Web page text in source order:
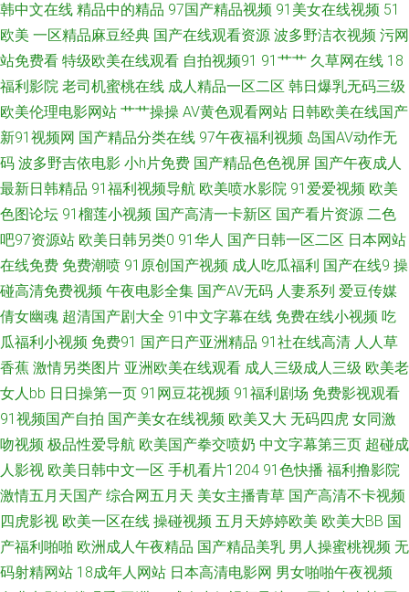
另类三区 东京热成人专区 91超碰成人在线观看 久久免费视频2 AV色图福利
导航 亚洲福利电影 国产自拍偷偷视频 91和78无掩体视频黑丝 欧美日韩国产
1024手机 久久福利资源 91写真福利 久久第6页 超踫社区男人天堂 国产精品
一区久久 在线精品九九 大香蕉久操网 91tv网在线观看 91草莓在线看 久曹福
利免费资源站 九一精品网站 91社区试看一分钟 一区二区三区 美女网站免费
观看全裸 A草资源在线 亚洲男人天堂手机版 激情综合色网 91狼友之家 日韩
A片一區二區三區 激情网站在线免费 91伊人在线影院 在线观看你懂得 九一
精品视频在线观看 91素人在线精品国产 瑟瑟com 黑丝美女足交 国999大香
蕉 久久这里只 伊人亚洲 日韩毛片网址 久久视频 91vv福利社区 国色天香八
区2区 福利社大香蕉 大香蕉伊人婷婷 91豆花视频免费在线观看 影音先锋AV
最新电影 91免费观看网址 日本Aⅴ视屏 日本天堂网 激情另类海角 1024精品
视频 韩国a√中文 91吸奶水网站在线观看 91黑丝视频最新网址 四虎行色 日
韩中文在线 精品中的精品 97国产精品视频 91美女在线视频 51
欧美 一区精品麻豆经典 国产在线观看资源 波多野洁衣视频 污网
站免费看 特级欧美在线观看 自拍视频91 91艹艹 久草网在线 18
福利影院 老司机蜜桃在线 成人精品一区二区 韩日爆乳无码三级
欧美伦理电影网站 艹艹操操 AV黄色观看网站 日韩欧美在线国产
新91视频网 国产精品分类在线 97午夜福利视频 岛国AV动作无
码 波多野吉依电影 小h片免费 国产精品色色视屏 国产午夜成人
最新日韩精品 91福利视频导航 欧美喷水影院 91爱爱视频 欧美
色图论坛 91榴莲小视频 国产高清一卡新区 国产看片资源 二色
吧97资源站 欧美日韩另类0 91华人 国产日韩一区二区 日本网站
在线免费 免费潮喷 91原创国产视频 成人吃瓜福利 国产在线9 操
碰高清免费视频 午夜电影全集 国产AV无码 人妻系列 爱豆传媒
倩女幽魂 超清国产剧大全 91中文字幕在线 免费在线小视频 吃
瓜福利小视频 免费91 国产日产亚洲精品 91社在线高清 人人草
香蕉 激情另类图片 亚洲欧美在线观看 成人三级成人三级 欧美老
女人bb 日日操第一页 91网豆花视频 91福利剧场 免费影视观看
91视频国产自拍 国产美女在线视频 欧美又大 无码四虎 女同激
吻视频 极品性爱导航 欧美国产拳交喷奶 中文字幕第三页 超碰成
人影视 欧美日韩中文一区 手机看片1204 91色快播 福利撸影院
激情五月天国产 综合网五月天 美女主播青草 国产高清不卡视频
四虎影视 欧美一区在线 操碰视频 五月天婷婷欧美 欧美大BB 国
产福利啪啪 欧洲成人午夜精品 国产精品美乳 男人操蜜桃视频 无
码射精网站 18成年人网站 日本高清电影网 男女啪啪午夜视频